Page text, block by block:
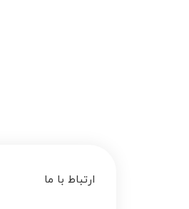
ارتباط با ما